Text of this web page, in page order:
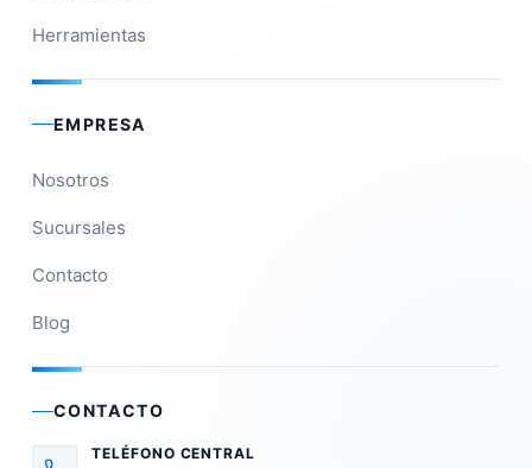
Herramientas
EMPRESA
Nosotros
Sucursales
Contacto
Blog
CONTACTO
TELÉFONO CENTRAL